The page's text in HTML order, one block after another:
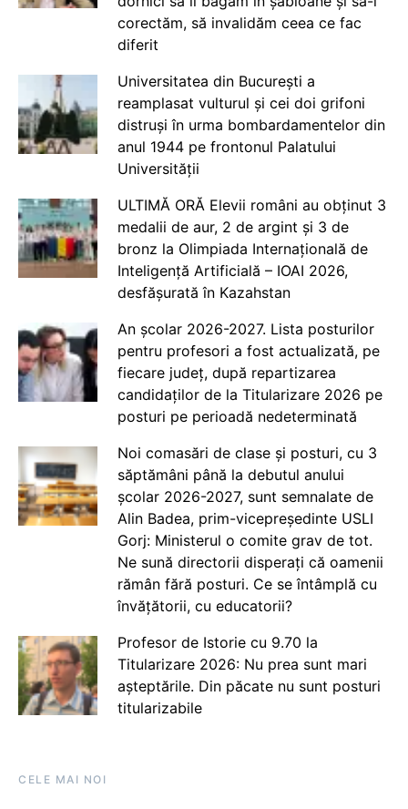
corectăm, să invalidăm ceea ce fac
diferit
Universitatea din București a
reamplasat vulturul și cei doi grifoni
distruși în urma bombardamentelor din
anul 1944 pe frontonul Palatului
Universității
ULTIMĂ ORĂ Elevii români au obținut 3
medalii de aur, 2 de argint și 3 de
bronz la Olimpiada Internațională de
Inteligență Artificială – IOAI 2026,
desfășurată în Kazahstan
An școlar 2026-2027. Lista posturilor
pentru profesori a fost actualizată, pe
fiecare județ, după repartizarea
candidaților de la Titularizare 2026 pe
posturi pe perioadă nedeterminată
Noi comasări de clase și posturi, cu 3
săptămâni până la debutul anului
școlar 2026-2027, sunt semnalate de
Alin Badea, prim-vicepreședinte USLI
Gorj: Ministerul o comite grav de tot.
Ne sună directorii disperați că oamenii
rămân fără posturi. Ce se întâmplă cu
învățătorii, cu educatorii?
Profesor de Istorie cu 9.70 la
Titularizare 2026: Nu prea sunt mari
așteptările. Din păcate nu sunt posturi
titularizabile
CELE MAI NOI